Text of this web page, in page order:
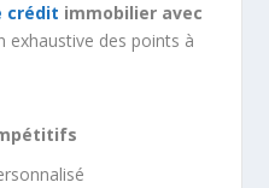
crédit immobilier avec
exhaustive des points à